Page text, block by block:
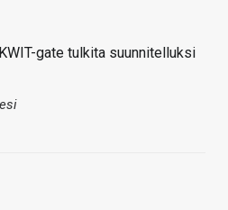
gate tulkita suunnitelluksi